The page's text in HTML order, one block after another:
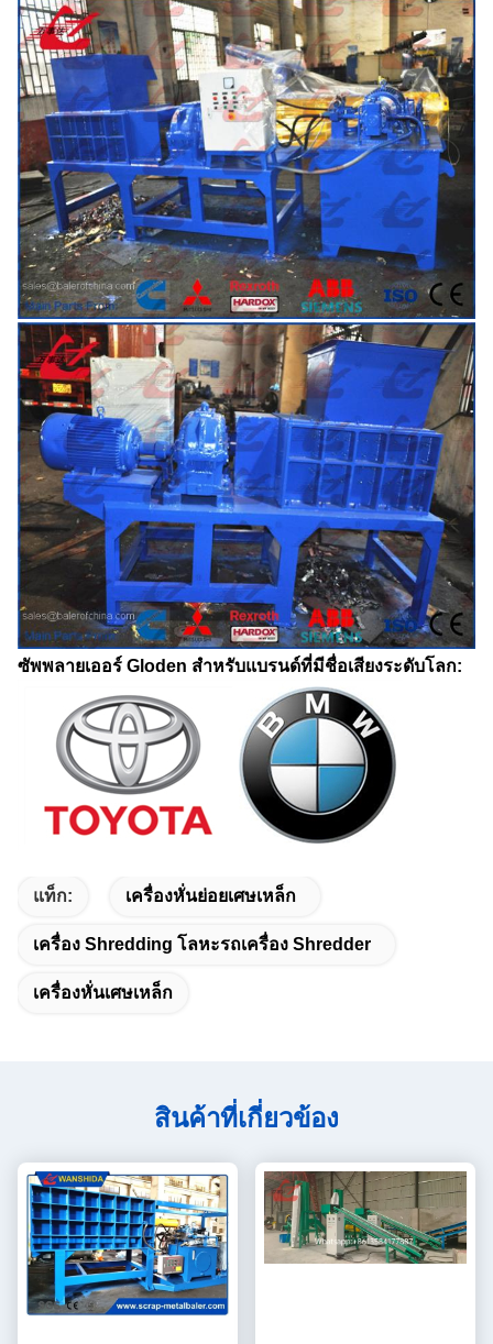
ซัพพลายเออร์ Gloden สำหรับแบรนด์ที่มีชื่อเสียงระดับโลก:
แท็ก: เครื่องหั่นย่อยเศษเหล็ก
เครื่อง Shredding โลหะรถเครื่อง Shredder
เครื่องหั่นเศษเหล็ก
สินค้าที่เกี่ยวข้อง